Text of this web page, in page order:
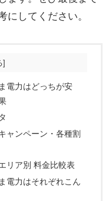
にしてください。
電力はどっちが安
ャンペーン・各種割
リア別 料金比較表
電力はそれぞれこん